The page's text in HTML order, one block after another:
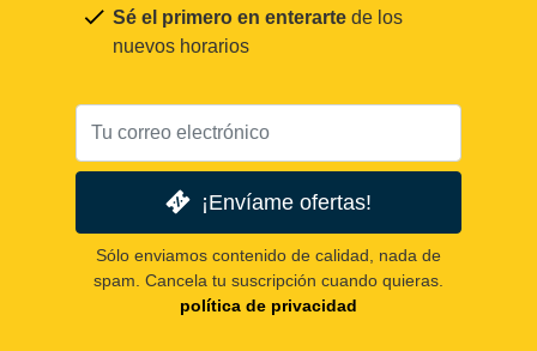
Sé el primero en enterarte de los
nuevos horarios
¡Envíame ofertas!
Sólo enviamos contenido de calidad, nada de
spam. Cancela tu suscripción cuando quieras.
política de privacidad